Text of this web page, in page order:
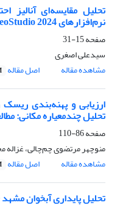
تحلیل مقایسه‌ای آنالیز
نرم‌افزارهای Plaxis LE V21 ، GeoStudio 2024 و Slide2
صفحه15-31
سیدعلی اصغری
مشاهده مقاله
اصل مقاله
ارزیابی و پهنه‌بندی
تحلیل چندمعیاره مکانی:
صفحه86-110
منوچهر مرتضوی چم‌چالی،
مشاهده مقاله
اصل مقاله
تحلیل پایداری آبخوان